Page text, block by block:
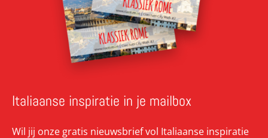
Italiaanse inspiratie in je mailbox
Wil jij onze gratis nieuwsbrief vol Italiaanse inspiratie